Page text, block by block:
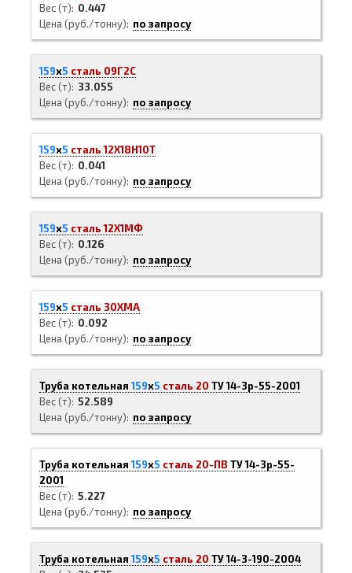
Вес (т)
0.447
Цена (руб./тонну)
по запросу
159х5 сталь 09Г2С
Вес (т)
33.055
Цена (руб./тонну)
по запросу
159х5 сталь 12Х18Н10Т
Вес (т)
0.041
Цена (руб./тонну)
по запросу
159х5 сталь 12Х1МФ
Вес (т)
0.126
Цена (руб./тонну)
по запросу
159х5 сталь 30ХМА
Вес (т)
0.092
Цена (руб./тонну)
по запросу
Труба котельная159х5 сталь 20 ТУ 14-3р-55-2001
Вес (т) 52.589
Цена (руб./тонну)
по запросу
Труба котельная159х5 сталь 20-ПВ ТУ 14-3р-55-
2001
Вес (т) 5.227
Цена (руб./тонну)
по запросу
Труба котельная159х5 сталь 20 ТУ 14-3-190-2004